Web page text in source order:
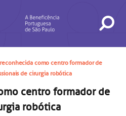
como centro formador de
de cirurgia robótica
centro formador de
robótica